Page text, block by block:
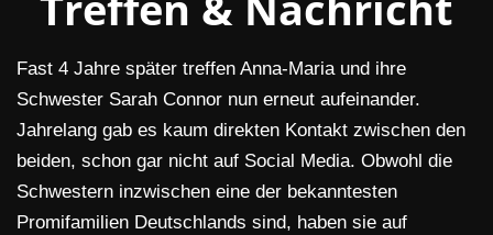
Fast 4 Jahre später treffen Anna-Maria und ihre
Schwester Sarah Connor nun erneut aufeinander.
Jahrelang gab es kaum direkten Kontakt zwischen den
beiden, schon gar nicht auf Social Media. Obwohl die
Schwestern inzwischen eine der bekanntesten
Promifamilien Deutschlands sind, haben sie auf